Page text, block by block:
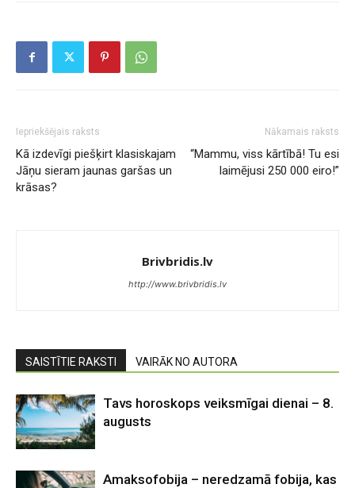
Iepriekšējais raksts
Kā izdevīgi piešķirt klasiskajam
Jāņu sieram jaunas garšas un
krāsas?
Nākamais raksts
“Mammu, viss kārtībā! Tu esi
laimējusi 250 000 eiro!”
Brivbridis.lv
http://www.brivbridis.lv
SAISTĪTIE RAKSTI VAIRĀK NO AUTORA
Tavs horoskops veiksmīgai dienai – 8.
augusts
Amaksofobija – neredzamā fobija, kas